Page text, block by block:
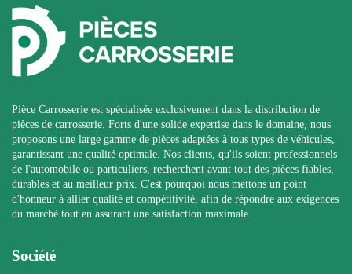
Pièce Carrosserie est spécialisée exclusivement dans la distribution de
pièces de carrosserie. Forts d'une solide expertise dans le domaine, nous
proposons une large gamme de pièces adaptées à tous types de véhicules,
garantissant une qualité optimale. Nos clients, qu'ils soient professionnels
de l'automobile ou particuliers, recherchent avant tout des pièces fiables,
durables et au meilleur prix. C'est pourquoi nous mettons un point
d'honneur à allier qualité et compétitivité, afin de répondre aux exigences
du marché tout en assurant une satisfaction maximale.
Société